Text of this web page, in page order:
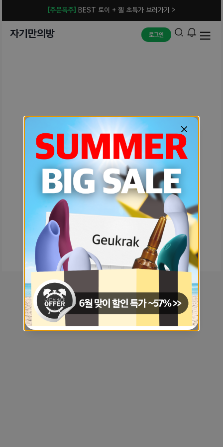
[주문폭주] BEST 토이 + 젤 초특가 보러가기 >
자기만의방 로그인
예상치 못한 에러입니다.